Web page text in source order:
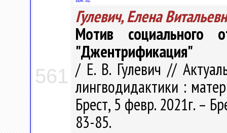
561
Гулевич, Елена
Мотив социального
"Джентрификация"
/ Е. В. Гулевич //
лингводидактики :
Брест, 5 февр. 2021г. –
83-85.